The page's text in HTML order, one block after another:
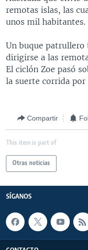
ECUADOR
BRASIL
HONDURAS
MUNDO
ENTRETENIMIENTO
TECNOLOGÍA
UCRANIA
VIDEOS
FOTOGRAFÍA
PROGRAMAS TV
EL MUNDO AL DÍA
PANORAMA
RADIO
ESTADOS UNIDOS AL
EL MUNDO AL DÍA
DEPORTIVO
NOTA ECONÓMICA
ENTRETENIMIENTO
SÍGANOS
remotas islas, las
unos mil habitantes.
Un buque patrullero
dirigirse a las
El ciclón Zoe pasó
la suerte corrida por
Compartir
This item is part of
Otras noticias
SÍGANOS